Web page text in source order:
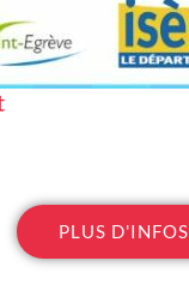
PLUS D'INFOS